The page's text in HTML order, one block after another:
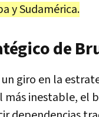
y Sudamérica.
de
giro en la
más inestable, el